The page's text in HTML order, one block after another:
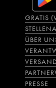
GRATIS
ÜBER
PRESSE